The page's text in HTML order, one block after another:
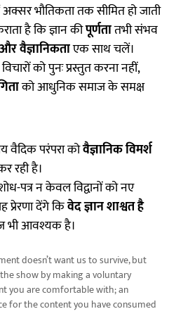
भौतिकता तक सीमित हो जाती
है कि ज्ञान कीपूर्णतातभी संभव
वैज्ञानिकताएक साथ चलें।
को पुनः प्रस्तुत करना नहीं,
को आधुनिक समाज के समक्ष
वैदिक परंपरा कोवैज्ञानिक विमर्श
रही है।
पत्र न केवल विद्वानों को नए
प्रेरणा देंगे किवेद ज्ञान शाश्वत है
भी आवश्यक है।
doesn’t want us to survive, but
show by making a voluntary
you are comfortable with; an
for the content you have consumed